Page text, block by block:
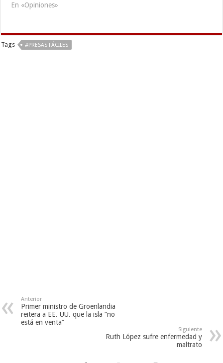
la deuda externa ha
Buena parte de ese
endeudamiento deriva de la
En «Opiniones»
Tags #PRESAS FÁCILES
Anterior
Primer ministro de Groenlandia
reitera a EE. UU. que la isla “no
está en venta”
Siguiente
Ruth López sufre enfermedad y
maltrato